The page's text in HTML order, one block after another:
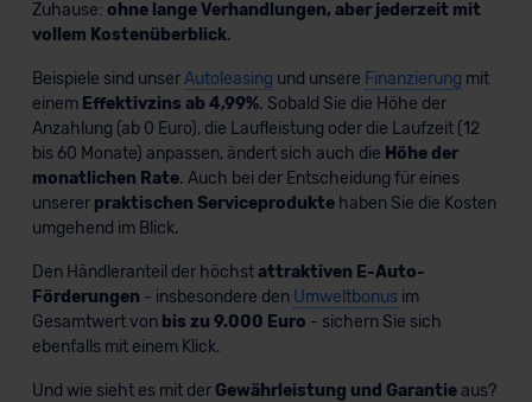
Datenschutzerklärung|Impressum
Zuhause: ohne lange Verhandlungen, aber jederzeit mit
vollem Kostenüberblick.
Beispiele sind unserAutoleasing und unsere Finanzierung mit
einem Effektivzins ab 4,99%. Sobald Sie die Höhe der
Anzahlung (ab 0 Euro), die Laufleistung oder die Laufzeit (12
bis 60 Monate) anpassen, ändert sich auch die Höhe der
monatlichen Rate. Auch bei der Entscheidung für eines
unserer praktischen Serviceproduktehaben Sie die Kosten
umgehend im Blick.
Den Händleranteil der höchstattraktiven E-Auto-
Förderungen - insbesondere den Umweltbonusim
Gesamtwert von bis zu 9.000 Euro - sichern Sie sich
ebenfalls mit einem Klick.
Und wie sieht es mit der Gewährleistung und Garantieaus?